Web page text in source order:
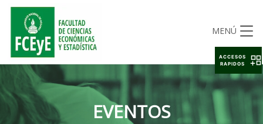
MENÚ
EVENTOS
ACCESOS
RAPIDOS